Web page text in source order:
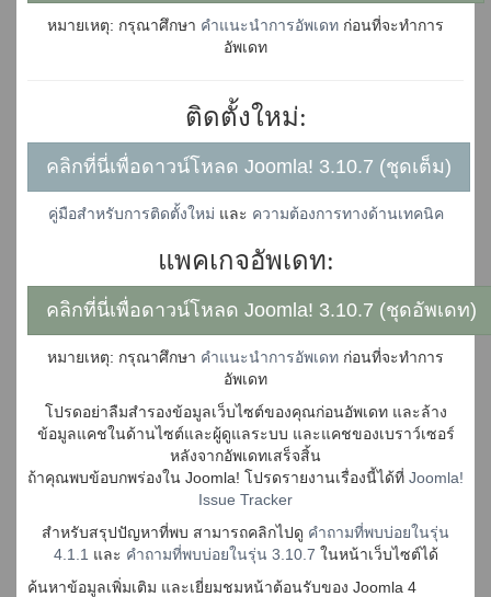
หมายเหตุ: กรุณาศึกษา คำแนะนำการอัพเดท ก่อนที่จะทำการ
อัพเดท
ติดตั้งใหม่:
คลิกที่นี่เพื่อดาวน์โหลด Joomla! 3.10.7 (ชุดเต็ม)
คู่มือสำหรับการติดตั้งใหม่ และ ความต้องการทางด้านเทคนิค
แพคเกจอัพเดท:
คลิกที่นี่เพื่อดาวน์โหลด Joomla! 3.10.7 (ชุดอัพเดท)
หมายเหตุ: กรุณาศึกษา คำแนะนำการอัพเดท ก่อนที่จะทำการ
อัพเดท
โปรดอย่าลืมสำรองข้อมูลเว็บไซต์ของคุณก่อนอัพเดท และล้าง
ข้อมูลแคชในด้านไซต์และผู้ดูแลระบบ และแคชของเบราว์เซอร์
หลังจากอัพเดทเสร็จสิ้น
ถ้าคุณพบข้อบกพร่องใน Joomla! โปรดรายงานเรื่องนี้ได้ที่ Joomla!
Issue Tracker
สำหรับสรุปปัญหาที่พบ สามารถคลิกไปดู คำถามที่พบบ่อยในรุ่น
4.1.1 และ คำถามที่พบบ่อยในรุ่น 3.10.7 ในหน้าเว็บไซต์ได้
ค้นหาข้อมูลเพิ่มเติม และเยี่ยมชมหน้าต้อนรับของ Joomla 4